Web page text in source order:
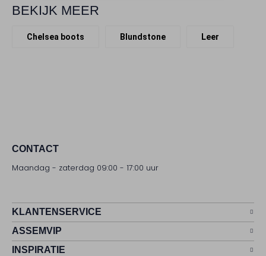
BEKIJK MEER
Chelsea boots Blundstone Leer
CONTACT
Maandag - zaterdag 09:00 - 17:00 uur
KLANTENSERVICE
ASSEMVIP
INSPIRATIE